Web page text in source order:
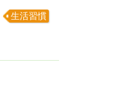
生活習慣